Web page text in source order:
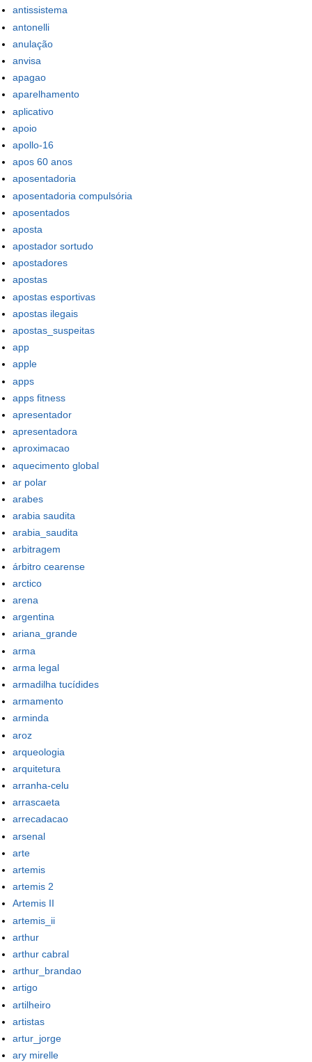
antissistema
antonelli
anulação
anvisa
apagao
aparelhamento
aplicativo
apoio
apollo-16
apos 60 anos
aposentadoria
aposentadoria compulsória
aposentados
aposta
apostador sortudo
apostadores
apostas
apostas esportivas
apostas ilegais
apostas_suspeitas
app
apple
apps
apps fitness
apresentador
apresentadora
aproximacao
aquecimento global
ar polar
arabes
arabia saudita
arabia_saudita
arbitragem
árbitro cearense
arctico
arena
argentina
ariana_grande
arma
arma legal
armadilha tucídides
armamento
arminda
aroz
arqueologia
arquitetura
arranha-celu
arrascaeta
arrecadacao
arsenal
arte
artemis
artemis 2
Artemis II
artemis_ii
arthur
arthur cabral
arthur_brandao
artigo
artilheiro
artistas
artur_jorge
ary mirelle